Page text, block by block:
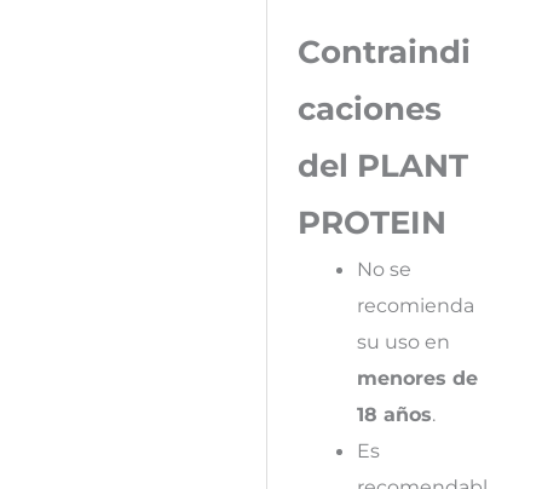
Contraindi
caciones
del PLANT
PROTEIN
No se
recomienda
su uso en
menores de
18 años.
Es